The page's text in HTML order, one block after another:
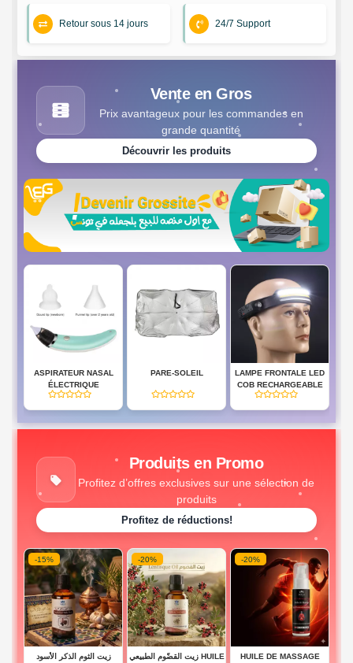
Retour sous 14 jours 24/7 Support
Vente en Gros
Prix avantageux pour les commandes en
grande quantité
Découvrir les produits
ASPIRATEUR NASAL
ÉLECTRIQUE
(0)
PARE-SOLEIL
(0)
LAMPE FRONTALE LED
COB RECHARGEABLE
(0)
Produits en Promo
Profitez d’offres exclusives sur une sélection de
produits
Profitez de réductions!
-15%
زيت الثوم الذكر الأسود
-20%
زيت القضّوم الطبيعي HUILE
-20%
HUILE DE MASSAGE